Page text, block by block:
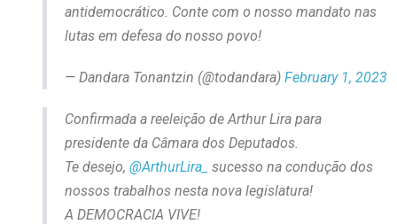
antidemocrático. Conte com o nosso mandato nas
lutas em defesa do nosso povo!
— Dandara Tonantzin (@todandara) February 1, 2023
Confirmada a reeleição de Arthur Lira para
presidente da Câmara dos Deputados.
Te desejo, @ArthurLira_ sucesso na condução dos
nossos trabalhos nesta nova legislatura!
A DEMOCRACIA VIVE!